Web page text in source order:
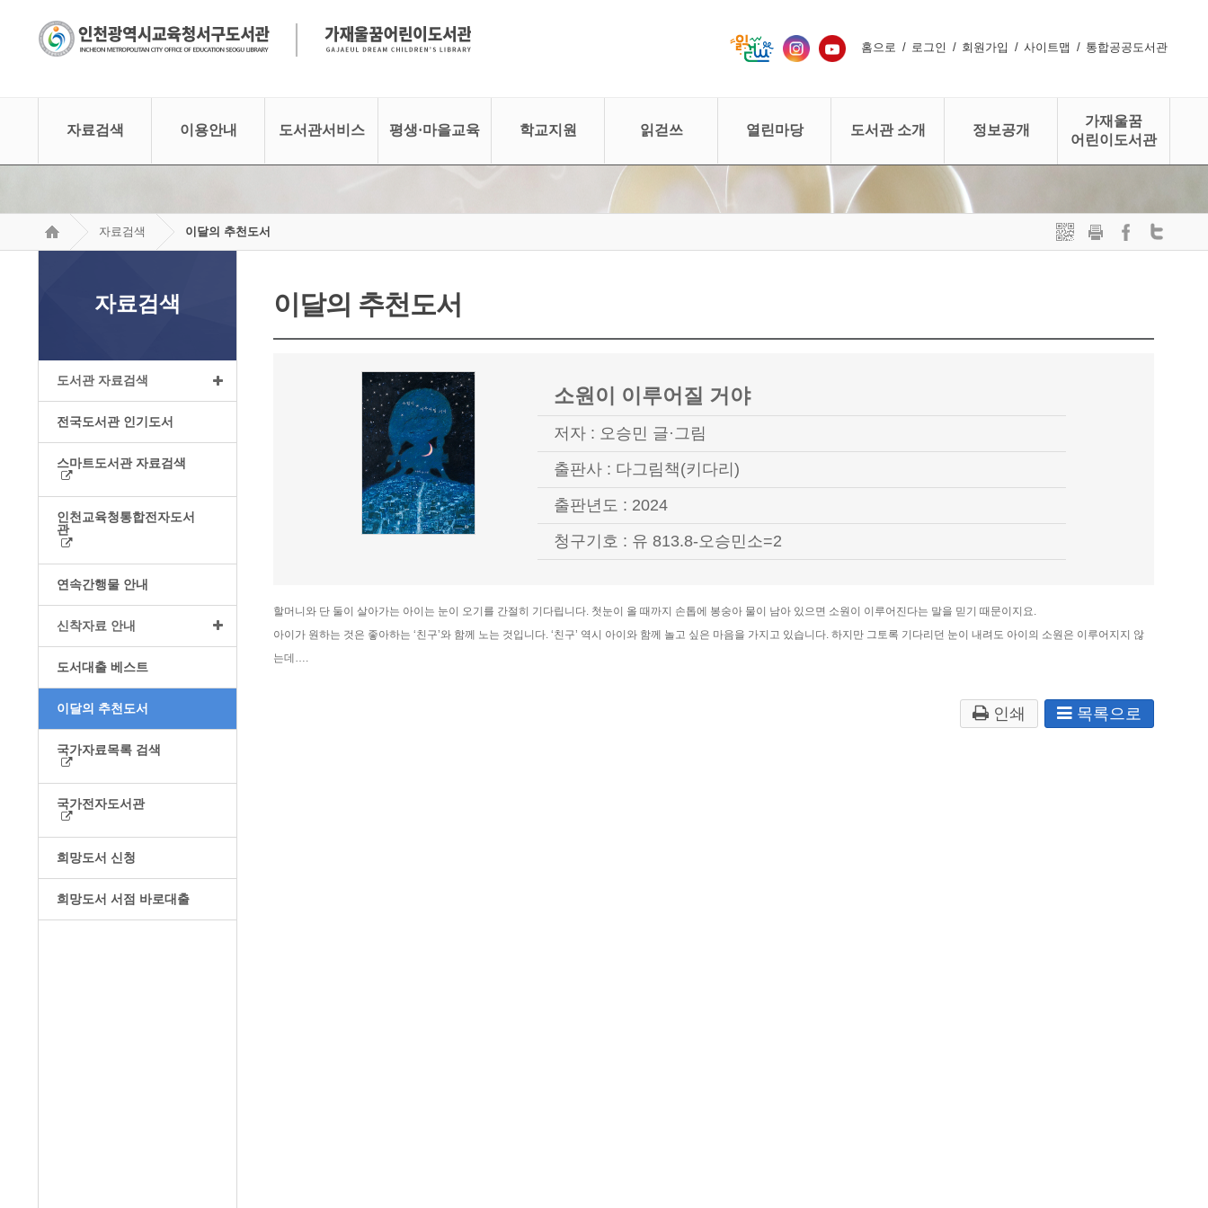
홈으로 로그인 회원가입 사이트맵 통합공공도서관
자료검색 이용안내 도서관서비스 평생·마을교육 학교지원 읽걷쓰 열린마당 도서관 소개 정보공개
가재울꿈
어린이도서관
자료검색 이달의 추천도서
자료검색
도서관 자료검색
전국도서관 인기도서
스마트도서관 자료검색
인천교육청통합전자도서
관
연속간행물 안내
신착자료 안내
도서대출 베스트
이달의 추천도서
국가자료목록 검색
국가전자도서관
희망도서 신청
희망도서 서점 바로대출
이달의 추천도서
소원이 이루어질 거야
저자 : 오승민 글·그림
출판사 : 다그림책(키다리)
출판년도 : 2024
청구기호 : 유 813.8-오승민소=2
할머니와 단 둘이 살아가는 아이는 눈이 오기를 간절히 기다립니다. 첫눈이 올 때까지 손톱에 봉숭아 물이 남아 있으면 소원이 이루어진다는 말을 믿기 때문이지요.
아이가 원하는 것은 좋아하는 ‘친구’와 함께 노는 것입니다. ‘친구’ 역시 아이와 함께 놀고 싶은 마음을 가지고 있습니다. 하지만 그토록 기다리던 눈이 내려도 아이의 소원은 이루어지지 않
는데….
인쇄 목록으로